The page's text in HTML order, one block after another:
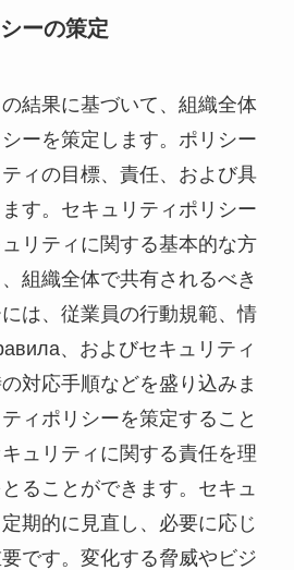
ーの策定
結果に基づいて、組織全体
ーを策定します。ポリシー
ィの目標、責任、および具
す。セキュリティポリシー
リティに関する基本的な方
組織全体で共有されるべき
は、従業員の行動規範、情
、およびセキュリティ
対応手順などを盛り込みま
ィポリシーを策定すること
ュリティに関する責任を理
ることができます。セキュ
期的に見直し、必要に応じ
です。変化する脅威やビジ